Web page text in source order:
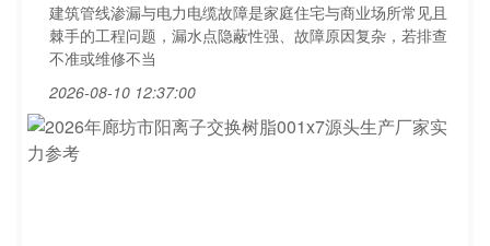
建筑管线渗漏与电力电缆故障是家庭住宅与商业场所常见且
棘手的工程问题，漏水点隐蔽性强、故障原因复杂，若排查
不准或维修不当
2026-08-10 12:37:00